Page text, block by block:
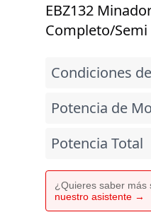
EBZ132
Completo/Semi
Condiciones
Potencia de
Potencia Total
¿Quieres saber más
nuestro asistente →